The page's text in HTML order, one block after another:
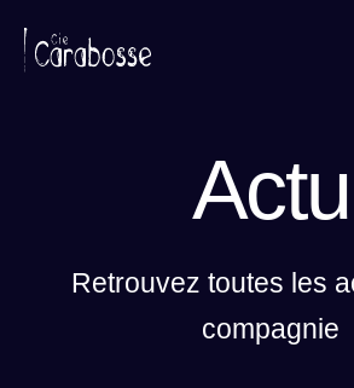
Actu
Retrouvez toutes les
compagnie